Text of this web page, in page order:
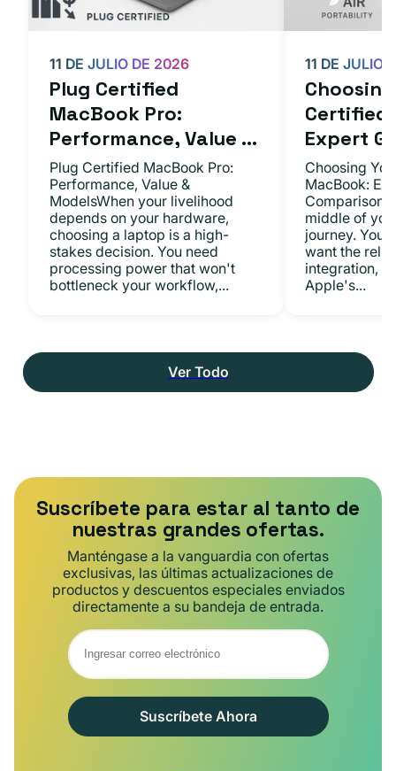
Plug Certified
MacBook Pro:
Performance, Value ...
11 DE JULIO DE 2026
Plug Certified MacBook Pro:
Performance, Value &
ModelsWhen your livelihood
depends on your hardware,
choosing a laptop is a high-
stakes decision. You need
processing power that won't
bottleneck your workflow,...
Certified
Expert
11 DE JULIO
Choosing
MacBook:
middle of
journey. You
want the
integration,
Apple's...
Ver Todo
Suscríbete para estar al tanto de
nuestras grandes ofertas.
Manténgase a la vanguardia con ofertas
exclusivas, las últimas actualizaciones de
productos y descuentos especiales enviados
directamente a su bandeja de entrada.
Suscríbete Ahora